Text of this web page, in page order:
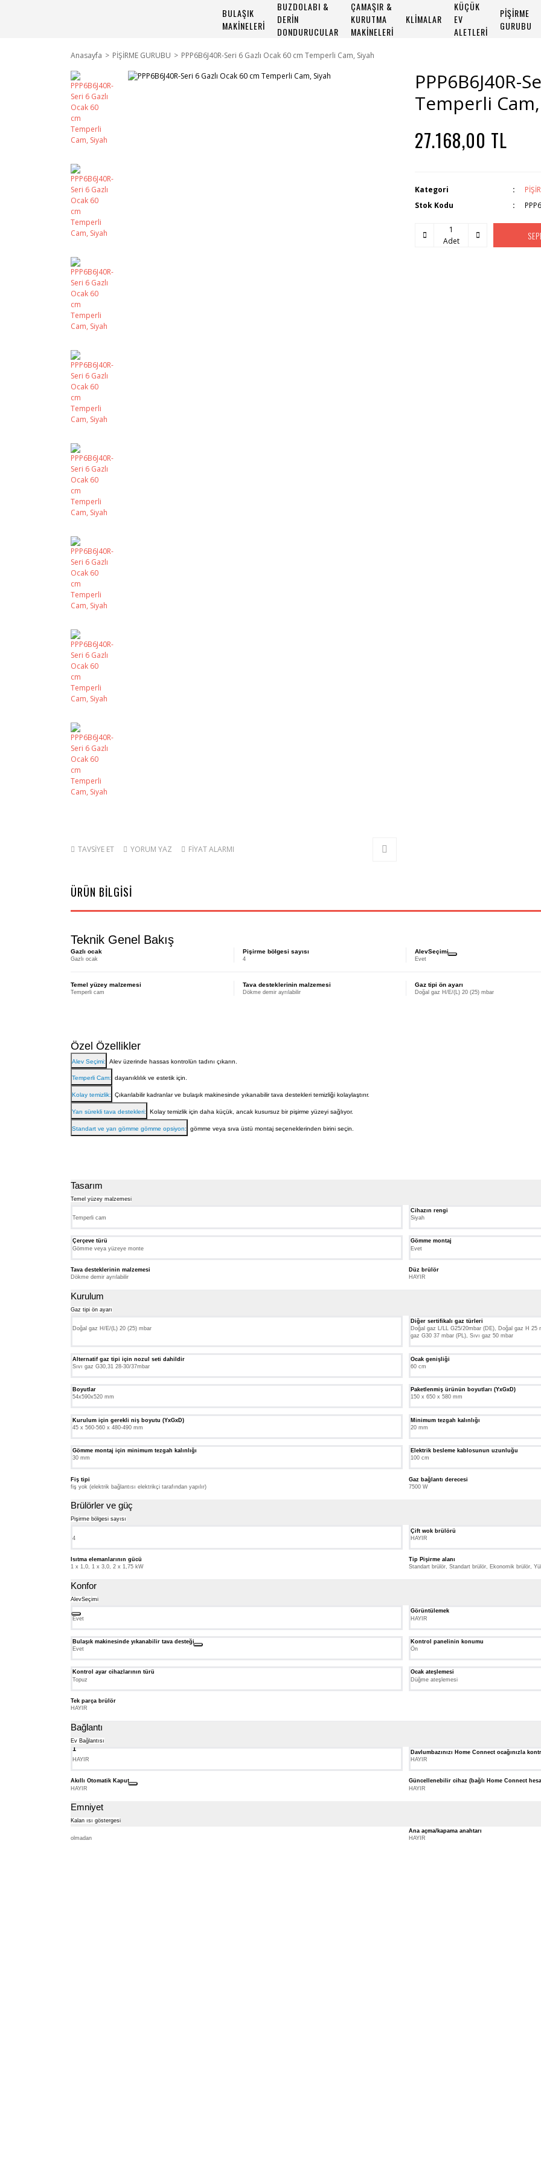
BULAŞIK
MAKİNELERİ
BUZDOLABI &
DERİN
DONDURUCULAR
ÇAMAŞIR &
KURUTMA
MAKİNELERİ
KLİMALAR
KÜÇÜK
EV
ALETLERİ
PİŞİRME
GURUBU
Anasayfa PİŞİRME GURUBU PPP6B6J40R-Seri 6 Gazlı Ocak 60 cm Temperli Cam, Siyah
TAVSİYE ET YORUM YAZ FİYAT ALARMI
PPP6B6J40R-
Temperli
27.168,00 TL
Kategori
Stok Kodu
Adet
ÜRÜN BİLGİSİ
Teknik Genel Bakış
Gazlı ocak
Gazlı ocak
Pişirme bölgesi sayısı
4
AlevSeçimi
Evet
Temel yüzey malzemesi
Temperli cam
Tava desteklerinin malzemesi
Dökme demir ayrılabilir
Gaz tipi ön ayarı
Doğal gaz H/E/(L) 20 (25) mbar
Özel Özellikler
Alev Seçimi: Alev üzerinde hassas kontrolün tadını çıkarın.
Temperli Cam: dayanıklılık ve estetik için.
Kolay temizlik: Çıkarılabilir kadranlar ve bulaşık makinesinde yıkanabilir tava destekleri temizliği kolaylaştırır.
Yarı sürekli tava destekleri: Kolay temizlik için daha küçük, ancak kusursuz bir pişirme yüzeyi sağlıyor.
Standart ve yarı gömme gömme opsiyon: gömme veya sıva üstü montaj seçeneklerinden birini seçin.
Tasarım
Temel yüzey malzemesi
Temperli cam
Cihazın rengi
Siyah
Çerçeve türü
Gömme veya yüzeye monte
Gömme montaj
Evet
Tava desteklerinin malzemesi
Dökme demir ayrılabilir
Düz brülör
HAYIR
Kurulum
Gaz tipi ön ayarı
Doğal gaz H/E/(L) 20 (25) mbar
Diğer sertifikalı gaz türleri
Doğal gaz L/LL G25/20mbar (DE), Doğal gaz H 25
gaz G30 37 mbar (PL), Sıvı gaz 50 mbar
Alternatif gaz tipi için nozul seti dahildir
Sıvı gaz G30,31 28-30/37mbar
Ocak genişliği
60 cm
Boyutlar
54x590x520 mm
Paketlenmiş ürünün boyutları (YxGxD)
150 x 650 x 580 mm
Kurulum için gerekli niş boyutu (YxGxD)
45 x 560-560 x 480-490 mm
Minimum tezgah kalınlığı
20 mm
Gömme montaj için minimum tezgah kalınlığı
30 mm
Elektrik besleme kablosunun uzunluğu
100 cm
Fiş tipi
fiş yok (elektrik bağlantısı elektrikçi tarafından yapılır)
Gaz bağlantı derecesi
7500 W
Brülörler ve güç
Pişirme bölgesi sayısı
4
Çift wok brülörü
HAYIR
Isıtma elemanlarının gücü
1 x 1,0, 1 x 3,0, 2 x 1,75 kW
Tip Pişirme alanı
Standart brülör, Standart brülör, Ekonomik brülör,
Konfor
AlevSeçimi
Evet
Görüntülemek
HAYIR
Bulaşık makinesinde yıkanabilir tava desteği
Evet
Kontrol panelinin konumu
Ön
Kontrol ayar cihazlarının türü
Topuz
Ocak ateşlemesi
Düğme ateşlemesi
Tek parça brülör
HAYIR
Bağlantı
Ev Bağlantısı
1
1:
bazılarına
cihaz
İnternet
üzerinden
Home
HAYIR
Davlumbazınızı Home Connect ocağınızla
HAYIR
Akıllı Otomatik Kaput
HAYIR
Güncellenebilir cihaz (bağlı Home Connect
güncel tutun.
HAYIR
Emniyet
Kalan ısı göstergesi
olmadan
Ana açma/kapama anahtarı
HAYIR